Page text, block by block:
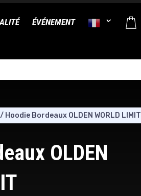
ÉVÉNEMENT
/ Hoodie Bordeaux OLDEN WORLD LIMIT
OLDEN